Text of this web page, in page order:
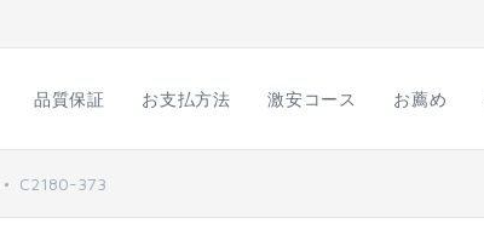
品質保証 お支払方法 激安コース お薦め
C2180-373